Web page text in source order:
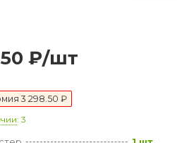
₽/шт
3 298.50 ₽
: 3